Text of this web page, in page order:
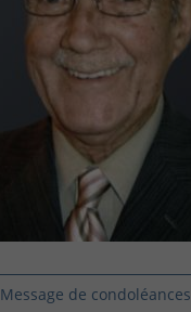
Message de condoléances